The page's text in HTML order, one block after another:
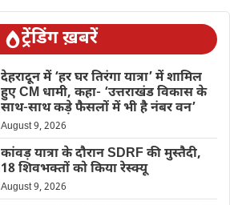
ट्रेंडिंग ख़बरें
देहरादून में ‘हर घर तिरंगा यात्रा’ में शामिल
हुए CM धामी, कहा- ‘उत्तराखंड विकास के
साथ-साथ कड़े फैसलों में भी है नंबर वन’
August 9, 2026
कांवड़ यात्रा के दौरान SDRF की मुस्तैदी,
18 शिवभक्तों को किया रेस्क्यू
August 9, 2026